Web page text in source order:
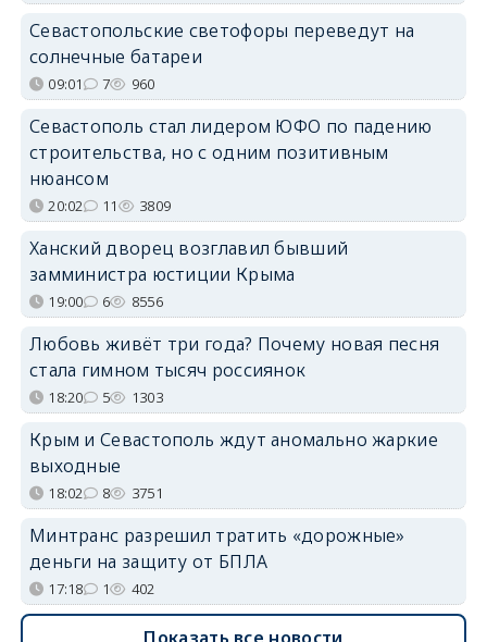
Севастопольские светофоры переведут на
солнечные батареи
09:01 7 960
Севастополь стал лидером ЮФО по падению
строительства, но с одним позитивным
нюансом
20:02 11 3809
Ханский дворец возглавил бывший
замминистра юстиции Крыма
19:00 6 8556
Любовь живёт три года? Почему новая песня
стала гимном тысяч россиянок
18:20 5 1303
Крым и Севастополь ждут аномально жаркие
выходные
18:02 8 3751
Минтранс разрешил тратить «дорожные»
деньги на защиту от БПЛА
17:18 1 402